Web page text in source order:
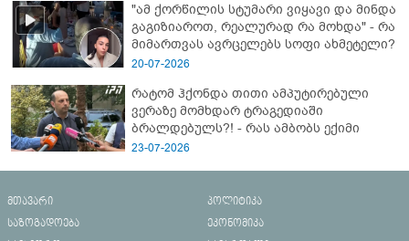
"ამ ქორწილის სტუმარი ვიყავი და მინდა
გაგიზიაროთ, რეალურად რა მოხდა" - რა
მიმართვას ავრცელებს სოფი ახმეტელი?
20-07-2026
რატომ ჰქონდა თითი ამპუტირებული
ვერაზე მომხდარ ტრაგედიაში
ბრალდებულს?! - რას ამბობს ექიმი
23-07-2026
მთავარი
პოლიტიკა
საზოგადოება
ეკონომიკა